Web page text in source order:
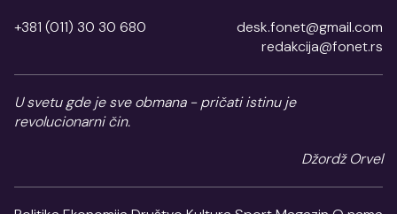
+381 (011) 30 30 680
desk.fonet@gmail.com
redakcija@fonet.rs
U svetu gde je sve obmana - pričati istinu je
revolucionarni čin.
Džordž Orvel